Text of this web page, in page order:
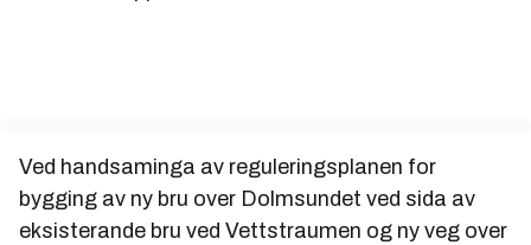
Ved handsaminga av reguleringsplanen for
bygging av ny bru over Dolmsundet ved sida av
eksisterande bru ved Vettstraumen og ny veg over